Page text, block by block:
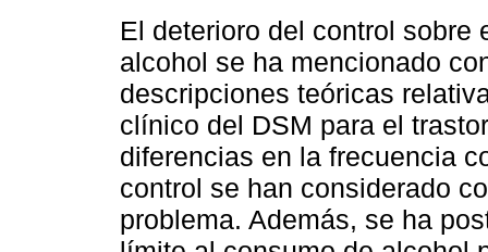
El deterioro del control sobre
alcohol se ha mencionado
descripciones teóricas
clínico del DSM para el
diferencias en la frecuencia
control se han considerado
problema. Además, se ha